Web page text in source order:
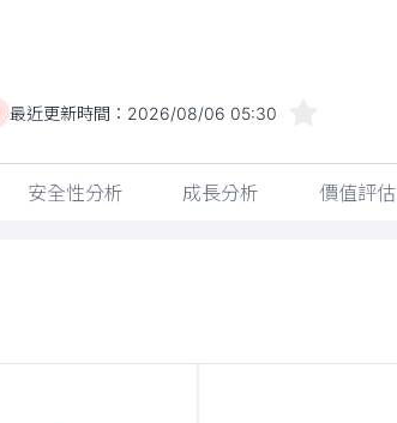
最近更新時間： 2026/08/06 05:30
安全性分析 成長分析 價值評估